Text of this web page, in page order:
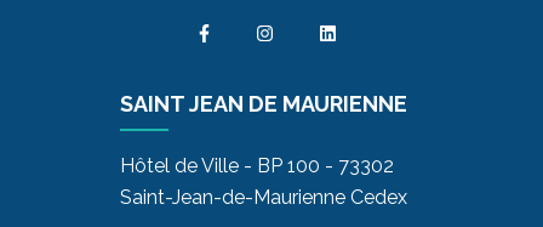
SAINT JEAN DE MAURIENNE
Hôtel de Ville - BP 100 - 73302
Saint-Jean-de-Maurienne Cedex